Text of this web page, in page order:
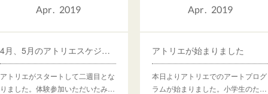
Apr 2019
4月、5月のアトリエスケジュール
アトリエがスタートして二週目とな
りました。体験参加いただいたみ…
Apr 2019
アトリエが始まりました
本日よりアトリエでのアートプログ
ラムが始まりました。小学生のた…